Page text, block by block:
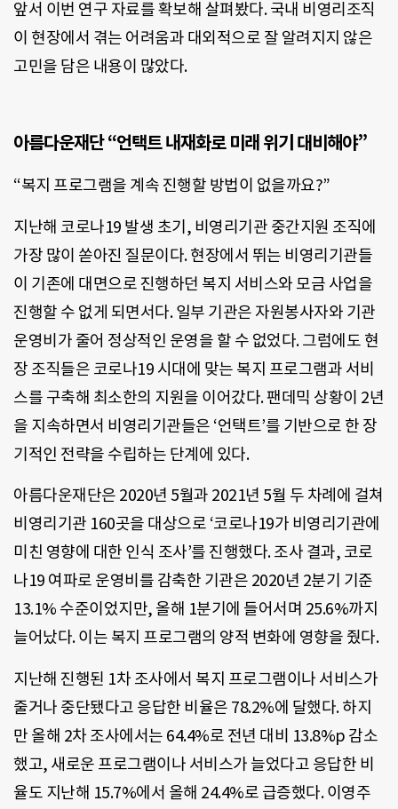
앞서 이번 연구 자료를 확보해 살펴봤다. 국내 비영리조직
이 현장에서 겪는 어려움과 대외적으로 잘 알려지지 않은
고민을 담은 내용이 많았다.
아름다운재단“언택트 내재화로 미래 위기 대비해야”
“복지 프로그램을 계속 진행할 방법이 없을까요?”
지난해 코로나19 발생 초기, 비영리기관 중간지원 조직에
가장 많이 쏟아진 질문이다. 현장에서 뛰는 비영리기관들
이 기존에 대면으로 진행하던 복지 서비스와 모금 사업을
진행할 수 없게 되면서다. 일부 기관은 자원봉사자와 기관
운영비가 줄어 정상적인 운영을 할 수 없었다. 그럼에도 현
장 조직들은 코로나19 시대에 맞는 복지 프로그램과 서비
스를 구축해 최소한의 지원을 이어갔다. 팬데믹 상황이 2년
을 지속하면서 비영리기관들은 ‘언택트’를 기반으로 한 장
기적인 전략을 수립하는 단계에 있다.
아름다운재단은 2020년 5월과 2021년 5월 두 차례에 걸쳐
비영리기관 160곳을 대상으로 ‘코로나19가 비영리기관에
미친 영향에 대한 인식 조사’를 진행했다. 조사 결과, 코로
나19 여파로 운영비를 감축한 기관은 2020년 2분기 기준
13.1% 수준이었지만, 올해 1분기에 들어서며 25.6%까지
늘어났다. 이는 복지 프로그램의 양적 변화에 영향을 줬다.
지난해 진행된 1차 조사에서 복지 프로그램이나 서비스가
줄거나 중단됐다고 응답한 비율은 78.2%에 달했다. 하지
만 올해 2차 조사에서는 64.4%로 전년 대비 13.8%p 감소
했고, 새로운 프로그램이나 서비스가 늘었다고 응답한 비
율도 지난해 15.7%에서 올해 24.4%로 급증했다. 이영주